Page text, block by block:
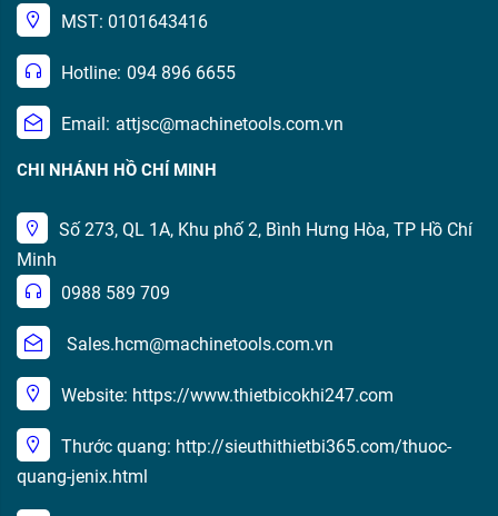
MST: 0101643416
Hotline: 094 896 6655
Email: attjsc@machinetools.com.vn
CHI NHÁNH HỒ CHÍ MINH
Số 273, QL 1A, Khu phố 2, Bình Hưng Hòa, TP Hồ Chí
Minh
0988 589 709
Sales.hcm@machinetools.com.vn
Website: https://www.thietbicokhi247.com
Thước quang: http://sieuthithietbi365.com/thuoc-
quang-jenix.html